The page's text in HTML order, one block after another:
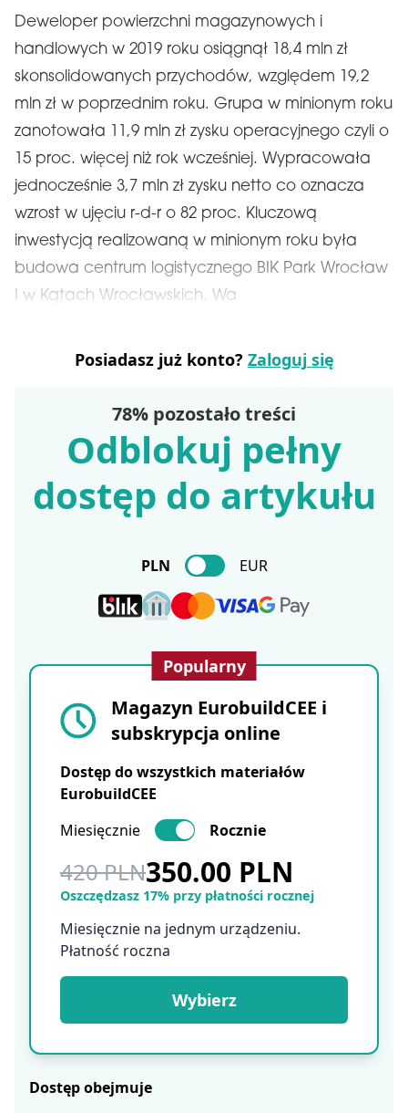
Deweloper powierzchni magazynowych i
handlowych w 2019 roku osiągnął 18,4 mln zł
skonsolidowanych przychodów, względem 19,2
mln zł w poprzednim roku. Grupa w minionym roku
zanotowała 11,9 mln zł zysku operacyjnego czyli o
15 proc. więcej niż rok wcześniej. Wypracowała
jednocześnie 3,7 mln zł zysku netto co oznacza
wzrost w ujęciu r-d-r o 82 proc. Kluczową
inwestycją realizowaną w minionym roku była
budowa centrum logistycznego BIK Park Wrocław
I w Kątach Wrocławskich. Wa
Posiadasz już konto? Zaloguj się
78% pozostało treści
Odblokuj pełny
dostęp do artykułu
PLN EUR
Popularny
Magazyn EurobuildCEE i
subskrypcja online
Dostęp do wszystkich materiałów
EurobuildCEE
Miesięcznie
Rocznie
420 PLN350.00 PLN
Oszczędzasz 17% przy płatności rocznej
Miesięcznie na jednym urządzeniu.
Płatność roczna
Wybierz
Dostęp obejmuje